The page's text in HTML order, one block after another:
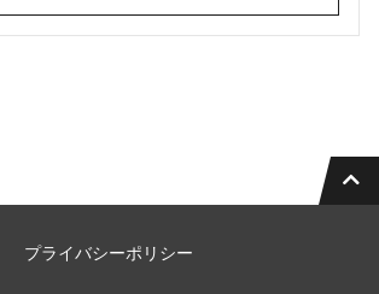
プライバシーポリシー